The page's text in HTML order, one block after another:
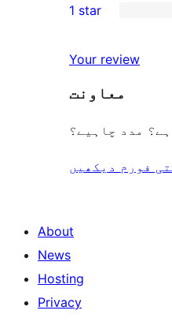
reviews
star
2-
reviews
star
reviews
1 star
Your review
معاونت
مدد چاہیے؟
فورم دیکھیں
About
News
Hosting
Privacy